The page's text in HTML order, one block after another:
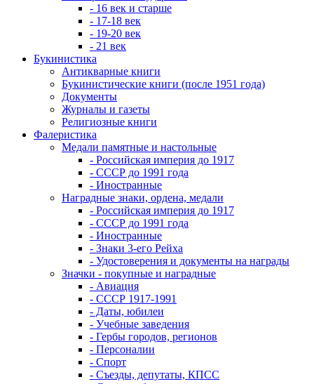
- 16 век и старше
- 17-18 век
- 19-20 век
- 21 век
Букинистика
Антикварные книги
Букинистические книги (после 1951 года)
Документы
Журналы и газеты
Религиозные книги
Фалеристика
Медали памятные и настольные
- Российская империя до 1917
- СССР до 1991 года
- Иностранные
Наградные знаки, ордена, медали
- Российская империя до 1917
- СССР до 1991 года
- Иностранные
- Знаки 3-его Рейха
- Удостоверения и документы на награды
Значки - покупные и наградные
- Авиация
- СССР 1917-1991
- Даты, юбилеи
- Учебные заведения
- Гербы городов, регионов
- Персоналии
- Спорт
- Съезды, депутаты, КПСС